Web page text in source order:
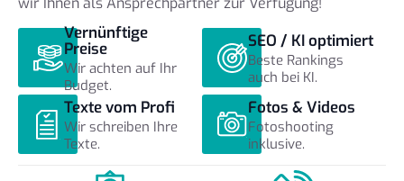
Vernünftige
Preise
Wir achten auf Ihr
Budget.
SEO / KI optimiert
Beste Rankings
auch bei KI.
Texte vom Profi
Wir schreiben Ihre
Texte.
Fotos & Videos
Fotoshooting
inklusive.